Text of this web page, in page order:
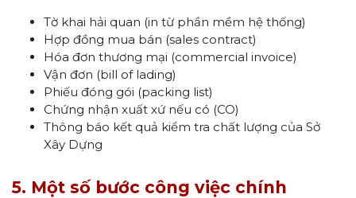
Tờ khai hải quan (in từ phần mềm hệ thống)
Hợp đồng mua bán (sales contract)
Hóa đơn thương mại (commercial invoice)
Vận đơn (bill of lading)
Phiếu đóng gói (packing list)
Chứng nhận xuất xứ nếu có (CO)
Thông báo kết quả kiểm tra chất lượng của Sở
Xây Dựng
5. Một số bước công việc chính